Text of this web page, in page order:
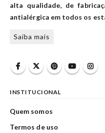
alta qualidade, de
antialérgica em todos os
Saiba mais
INSTITUCIONAL
Quem somos
Termos de uso